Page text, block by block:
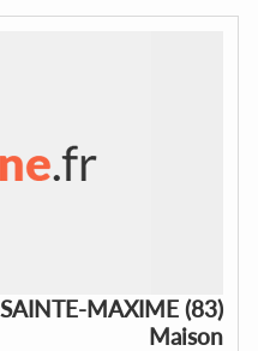
SAINTE-MAXIME (83)
Maison